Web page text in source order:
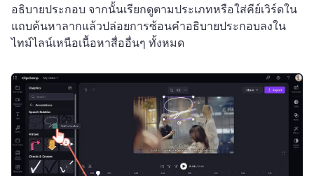
อธิบายประกอบ จากนั้นเรียกดูตามประเภทหรือใส่คีย์เวิร์ดใน
แถบค้นหาลากแล้วปล่อยการซ้อนคำอธิบายประกอบลงใน
ไทม์ไลน์เหนือเนื้อหาสื่ออื่นๆ ทั้งหมด